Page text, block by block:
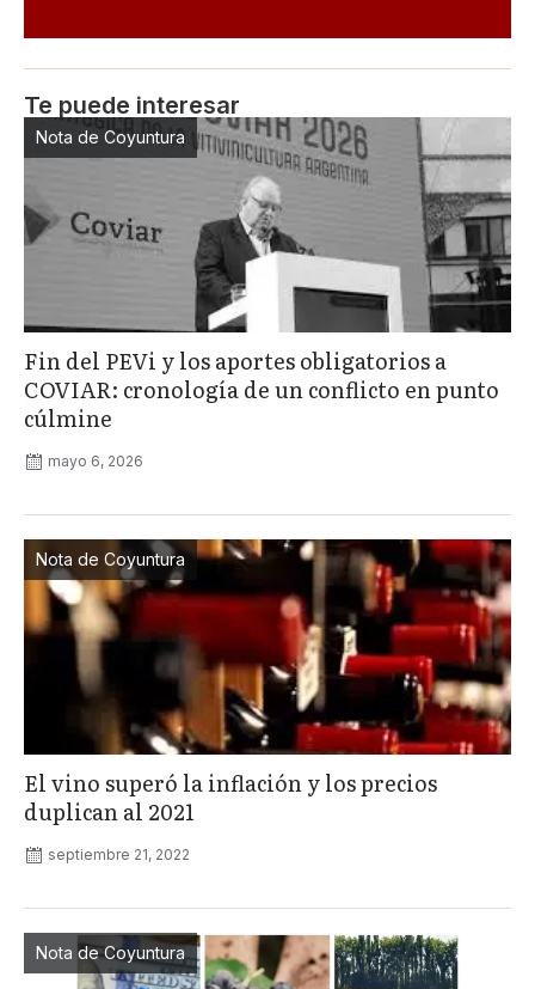
Te puede interesar
Nota de Coyuntura
Fin del PEVi y los aportes obligatorios a
COVIAR: cronología de un conflicto en punto
cúlmine
mayo 6, 2026
Nota de Coyuntura
El vino superó la inflación y los precios
duplican al 2021
septiembre 21, 2022
Nota de Coyuntura